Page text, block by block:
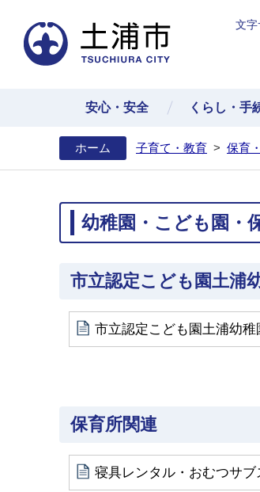
文字
安心・安全 くらし・手
ホーム 子育て・教育 > 保育
幼稚園・こども園・
市立認定こども園土浦
市立認定こども園土浦幼
保育所関連
寝具レンタル・おむつサ